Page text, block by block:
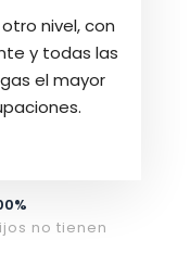
nivel, con
y todas las
el mayor
no tienen